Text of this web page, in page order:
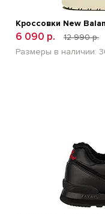
Кроссовки New
6 090 р.
12 990 р.
Размеры в наличии: